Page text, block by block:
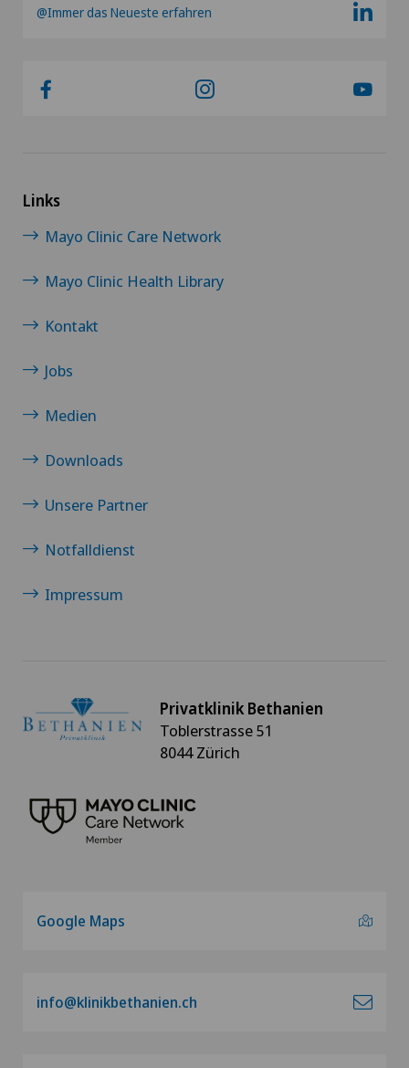
Meniskusriss (Meniskusläsion)
Mund- Kiefer- und Gesichtschirurgie
Myome
Neonatologie
Nieren- und Harnwegserkrankungen
Onkologische Chirurgie
Osteoporose – Frakturen an der Wirbelsäule
Papillon
@Immer das Neueste erfahren
Links
Mayo Clinic Care Network
Mayo Clinic Health Library
Kontakt
Jobs
Medien
Downloads
Unsere Partner
Notfalldienst
Impressum
Privatklinik Bethanien
Toblerstrasse 51
8044 Zürich
Google Maps
info@klinikbethanien.ch